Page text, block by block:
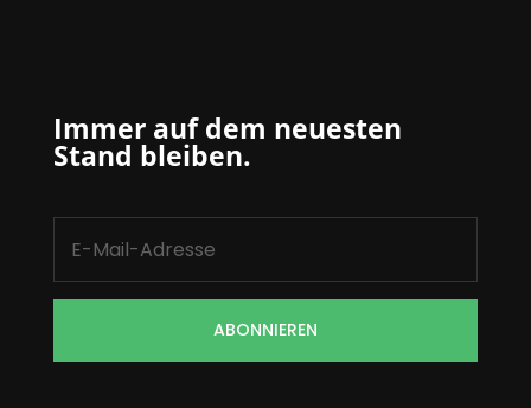
Immer auf dem neuesten
Stand bleiben.
ABONNIEREN